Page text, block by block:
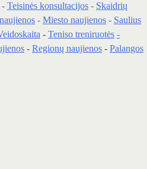
- Teisinės konsultacijos - Skaidrių
- Miesto naujienos - Saulius
- Teniso treniruotės -
- Regionų naujienos - Palangos